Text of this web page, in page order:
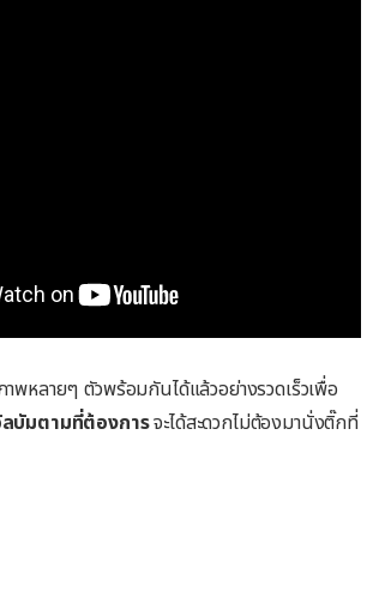
พหลายๆ ตัวพร้อมกันได้แล้วอย่างรวดเร็วเพื่อ
ลบัมตามที่ต้องการจะได้สะดวกไม่ต้องมานั่งติ๊กที่